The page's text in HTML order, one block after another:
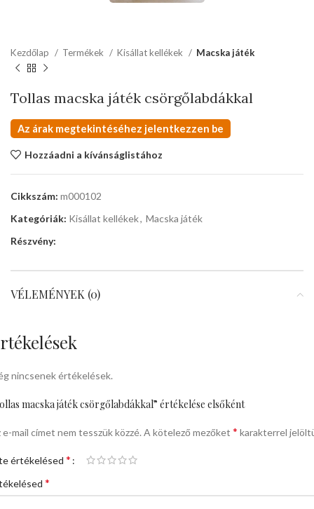
Kezdőlap Termékek Kisállat kellékek Macska játék
Tollas macska játék csörgőlabdákkal
Az árak megtekintéséhez jelentkezzen be
Hozzáadni a kívánságlistához
Cikkszám: m000102
Kategóriák: Kisállat kellékek, Macska játék
Részvény:
VÉLEMÉNYEK (0)
nincsenek értékelések.
macska játék csörgőlabdákkal” értékelése elsőként
e-mail címet nem tesszük közzé. A kötelező mezőket * karakterrel
értékelésed *
*